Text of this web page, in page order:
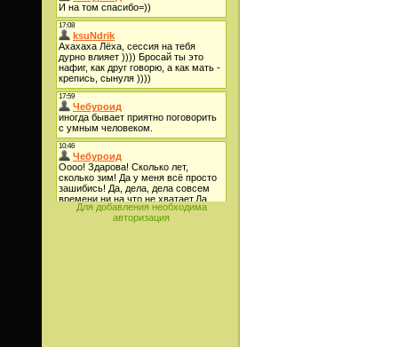
Для добавления необходима
авторизация